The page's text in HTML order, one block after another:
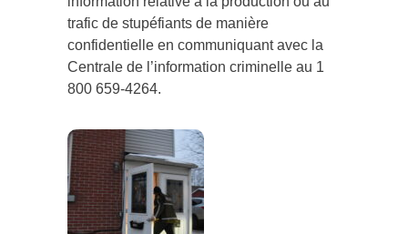
trafic de stupéfiants de manière
confidentielle en communiquant avec la
Centrale de l’information criminelle au 1
800 659-4264.